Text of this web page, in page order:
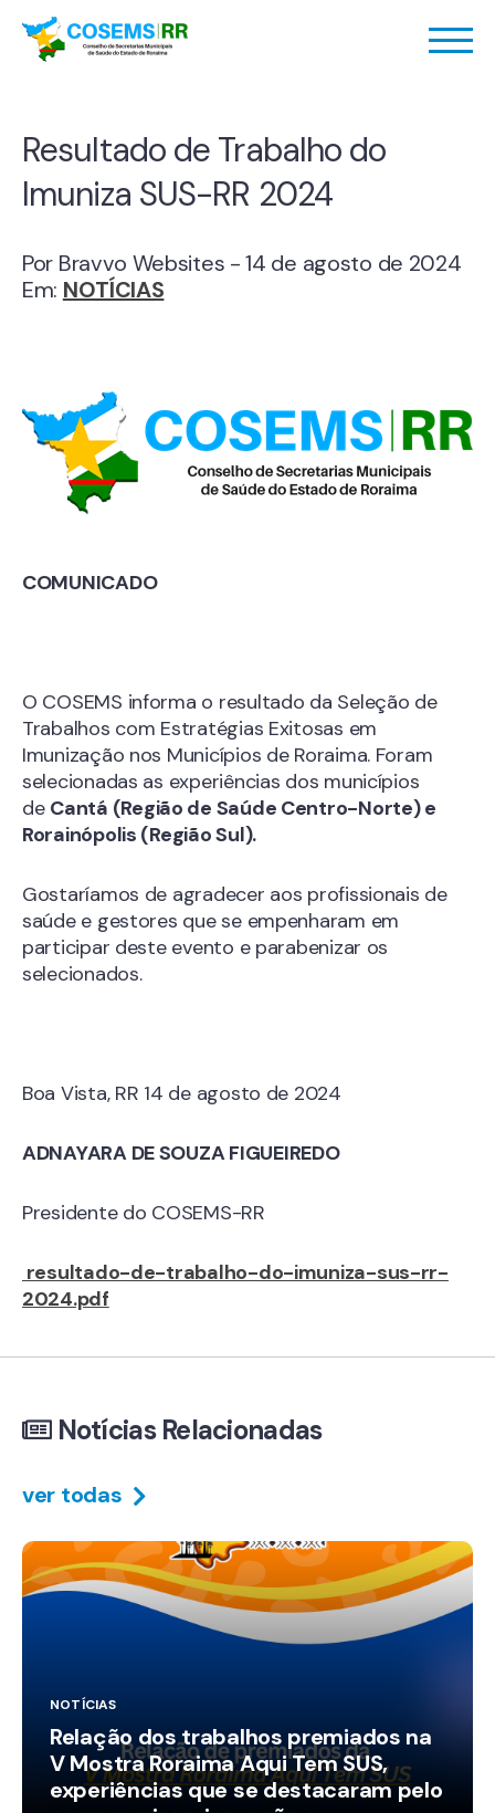
Resultado de Trabalho do
Imuniza SUS-RR 2024
Por Bravvo Websites - 14 de agosto de 2024
Em: NOTÍCIAS
COMUNICADO
O COSEMS informa o resultado da Seleção de
Trabalhos com Estratégias Exitosas em
Imunização nos Municípios de Roraima. Foram
selecionadas as experiências dos municípios
de Cantá (Região de Saúde Centro-Norte) e
Rorainópolis (Região Sul).
Gostaríamos de agradecer aos profissionais de
saúde e gestores que se empenharam em
participar deste evento e parabenizar os
selecionados.
Boa Vista, RR 14 de agosto de 2024
ADNAYARA DE SOUZA FIGUEIREDO
Presidente do COSEMS-RR
resultado-de-trabalho-do-imuniza-sus-rr-
2024.pdf
Notícias Relacionadas
ver todas
NOTÍCIAS
Relação dos trabalhos premiados na
V Mostra Roraima Aqui Tem SUS,
experiências que se destacaram pelo